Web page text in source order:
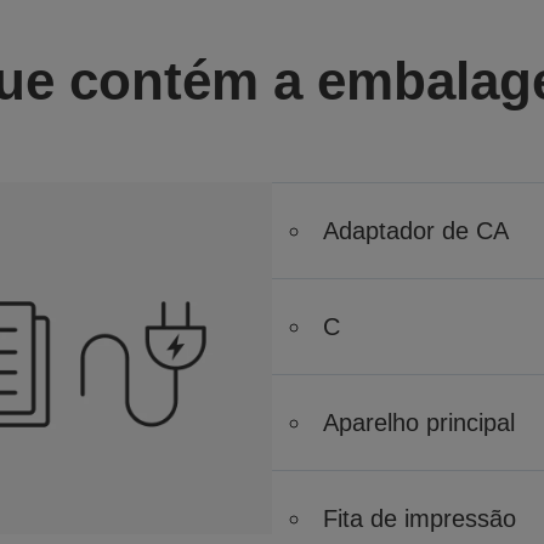
contém a
Adaptador de CA
C
Aparelho principal
Fita de impressão